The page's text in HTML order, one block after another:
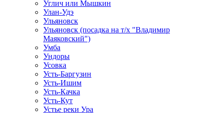
Углич или Мышкин
Улан-Удэ
Ульяновск
Ульяновск (посадка на т/х "Владимир
Маяковский")
Умба
Ундоры
Усовка
Усть-Баргузин
Усть-Ишим
Усть-Качка
Усть-Кут
Устье реки Ура